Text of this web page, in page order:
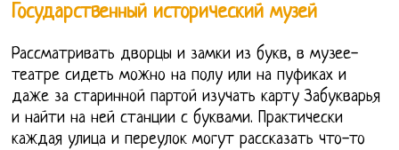
Государственный исторический музей
Рассматривать дворцы и замки из букв, в музее-
театре сидеть можно на полу или на пуфиках и
даже за старинной партой изучать карту Забукварья
и найти на ней станции с буквами. Практически
каждая улица и переулок могут рассказать что-то